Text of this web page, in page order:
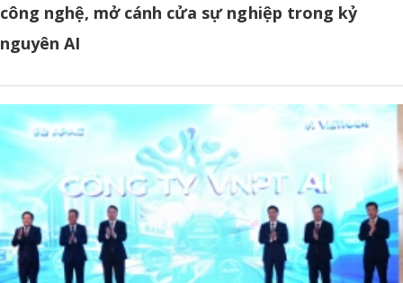
công nghệ, mở cánh cửa sự nghiệp trong kỷ
nguyên AI